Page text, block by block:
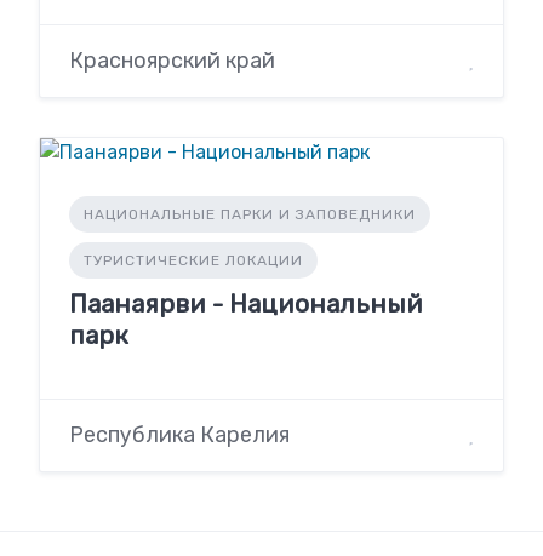
Красноярский край
НАЦИОНАЛЬНЫЕ ПАРКИ И ЗАПОВЕДНИКИ
ТУРИСТИЧЕСКИЕ ЛОКАЦИИ
Паанаярви - Национальный
парк
Республика Карелия